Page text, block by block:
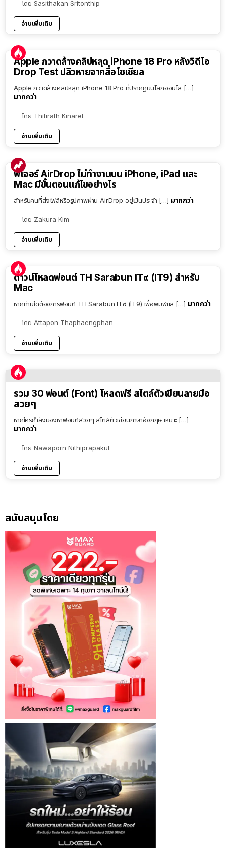
โดย Sasithakan Sritonthip
อ่านเพิ่มเติม
Apple กวาดล้างคลิปหลุด iPhone 18 Pro หลังวิดีโอ
Drop Test ปลิวหายจากสื่อโซเชียล
Apple กวาดล้างคลิปหลุด iPhone 18 Pro ที่ปรากฏบนโลกออนไล […]
มากกว่า
โดย Thitirath Kinaret
อ่านเพิ่มเติม
ฟีเจอร์ AirDrop ไม่ทำงานบน iPhone, iPad และ
Mac มีขั้นตอนแก้ไขอย่างไร
สำหรับคนที่ส่งไฟล์หรือรูปภาพผ่าน AirDrop อยู่เป็นประจำ […] มากกว่า
โดย Zakura Kim
อ่านเพิ่มเติม
ดาวน์โหลดฟอนต์ TH Sarabun IT๙ (IT9) สำหรับ
Mac
หากท่านใดต้องการฟอนต์ TH Sarabun IT๙ (IT9) เพื่อพิมพ์แล […] มากกว่า
โดย Attapon Thaphaengphan
อ่านเพิ่มเติม
รวม 30 ฟอนต์ (Font) โหลดฟรี สไตล์ตัวเขียนลายมือ
สวยๆ
หากใครกำลังมองหาฟอนต์สวยๆ สไตล์ตัวเขียนภาษาอังกฤษ เหมาะ […]
มากกว่า
โดย Nawaporn Nithiprapakul
อ่านเพิ่มเติม
สนับสนุนโดย